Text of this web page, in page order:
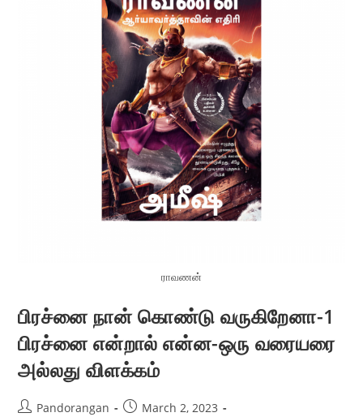
ராவணன்
பிரச்னை நான் கொண்டு வருகிறேனா-1
பிரச்னை என்றால் என்ன-ஒரு வரையரை
அல்லது விளக்கம்
Pandorangan
March 2, 2023